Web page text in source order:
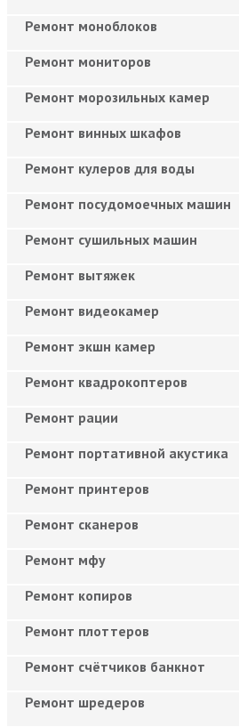
Ремонт моноблоков
Ремонт мониторов
Ремонт морозильных камер
Ремонт винных шкафов
Ремонт кулеров для воды
Ремонт посудомоечных машин
Ремонт сушильных машин
Ремонт вытяжек
Ремонт видеокамер
Ремонт экшн камер
Ремонт квадрокоптеров
Ремонт рации
Ремонт портативной акустика
Ремонт принтеров
Ремонт сканеров
Ремонт мфу
Ремонт копиров
Ремонт плоттеров
Ремонт счётчиков банкнот
Ремонт шредеров